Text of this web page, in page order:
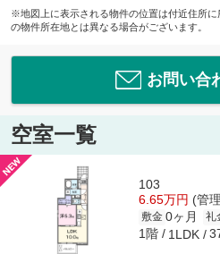
※地図上に表示される物件の位置は付近住所
の物件所在地とは異なる場合がございます。
お問い合
空室一覧
103
6.65万円 (管
敷金 0ヶ月 礼
1階 1LDK